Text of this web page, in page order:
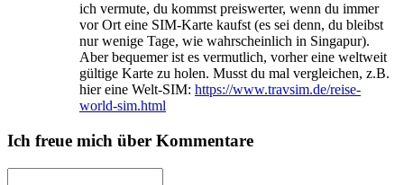
ich vermute, du kommst preiswerter, wenn du immer
vor Ort eine SIM-Karte kaufst (es sei denn, du bleibst
nur wenige Tage, wie wahrscheinlich in Singapur).
Aber bequemer ist es vermutlich, vorher eine weltweit
gültige Karte zu holen. Musst du mal vergleichen, z.B.
hier eine Welt-SIM: https://www.travsim.de/reise-
world-sim.html
Ich freue mich über Kommentare